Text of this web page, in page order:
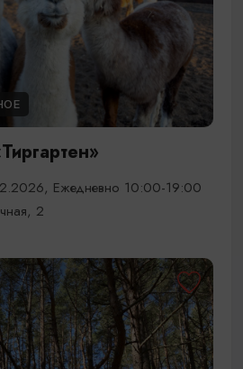
Ежедневно 10:00-19:00
2